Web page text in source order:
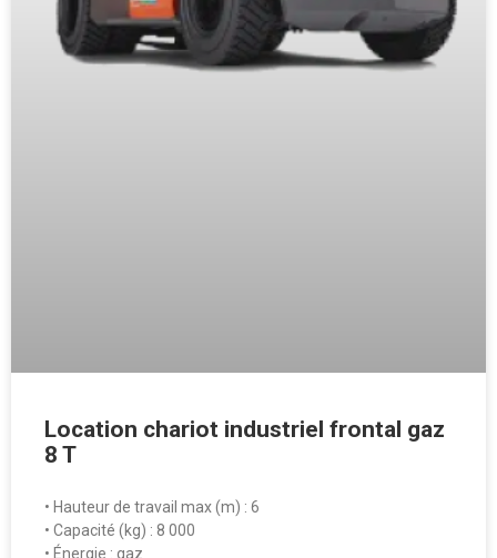
Location chariot industriel frontal gaz
8 T
• Hauteur de travail max (m) : 6
• Capacité (kg) : 8 000
• Énergie : gaz